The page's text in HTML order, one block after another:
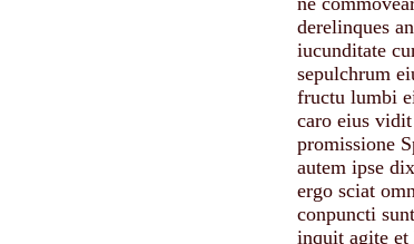
derelinques
iucunditate
sepulchrum
fructu lumbi
caro eius
promissione
autem ipse
ergo sciat
conpuncti
inquit agite et